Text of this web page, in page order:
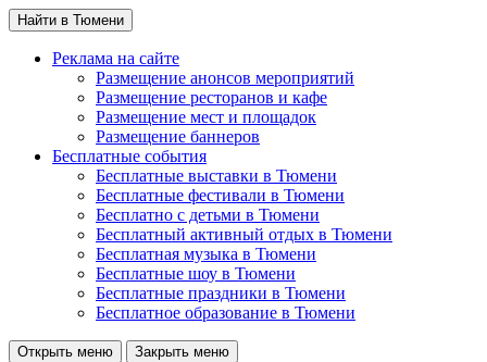
Найти в Тюмени
Реклама на сайте
Размещение анонсов мероприятий
Размещение ресторанов и кафе
Размещение мест и площадок
Размещение баннеров
Бесплатные события
Бесплатные выставки в Тюмени
Бесплатные фестивали в Тюмени
Бесплатно с детьми в Тюмени
Бесплатный активный отдых в Тюмени
Бесплатная музыка в Тюмени
Бесплатные шоу в Тюмени
Бесплатные праздники в Тюмени
Бесплатное образование в Тюмени
Открыть меню Закрыть меню